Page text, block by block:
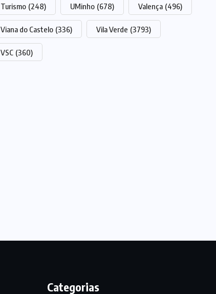
Turismo (248) UMinho (678) Valença (496)
Viana do Castelo (336) Vila Verde (3793)
VSC (360)
Categorias